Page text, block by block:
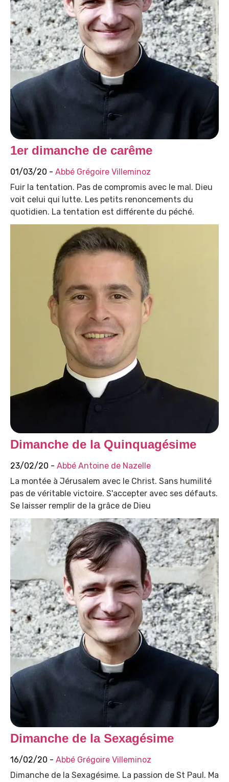
1er dimanche de carême
01/03/20 - Abbé Grégoire Villeminoz
Fuir la tentation. Pas de compromis avec le mal. Dieu
voit celui qui lutte. Les petits renoncements du
quotidien. La tentation est différente du péché.
Dimanche de la Quinquagésime
23/02/20 - Abbé Antoine de Nazelle
La montée à Jérusalem avec le Christ. Sans humilité
pas de véritable victoire. S'accepter avec ses défauts.
Se laisser remplir de la grâce de Dieu
Dimanche de la Sexagésime
16/02/20 - Abbé Grégoire Villeminoz
Dimanche de la Sexagésime. La passion de St Paul. Ma